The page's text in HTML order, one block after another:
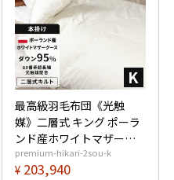
最高級羽毛布団《光触
媒》二層式 キング ポーラ
ンド産ホワイトマザーグ
ースダウン95% (440dp以
上) 羽毛量2.2kg 【6つ星
premium-hikari-2sou-k
¥ 203,940